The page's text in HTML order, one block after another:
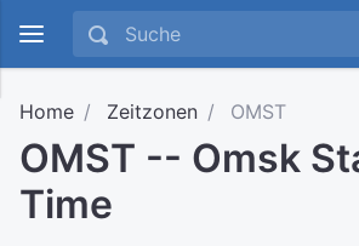
Home Zeitzonen OMST
OMST -- Omsk
Time